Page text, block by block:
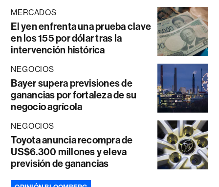
MERCADOS
El yen enfrenta una prueba clave
en los 155 por dólar tras la
intervención histórica
NEGOCIOS
Bayer supera previsiones de
ganancias por fortaleza de su
negocio agrícola
NEGOCIOS
Toyota anuncia recompra de
US$6.300 millones y eleva
previsión de ganancias